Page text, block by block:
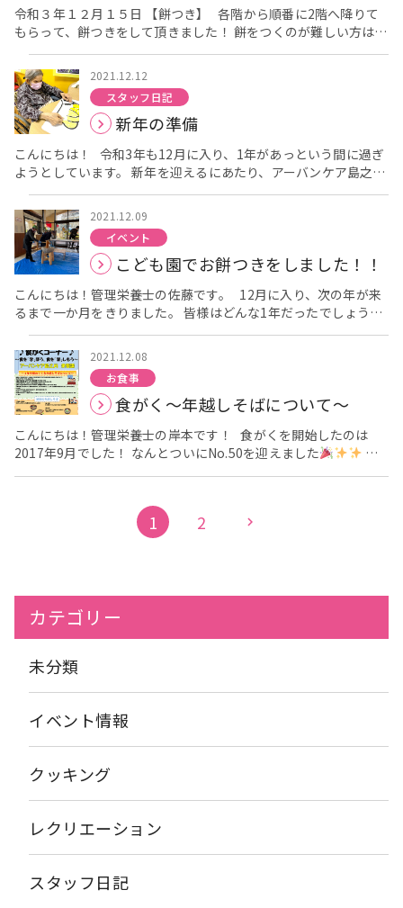
塗り絵の写真を撮りに行くと、早速塗り絵をされていまし
た。真剣な表情です。 「写真を撮ってもいいですか？」と声を
かけると照れくさそうにされていました
塗り絵の様子は過去
のブログにも載せていますので、あわせてご覧ください。 ・特養
5階の日常風景 ・クリスマスの準備中です！ 5階の柱には職員の
作品も飾っていました
「ここもみた？私が作ってん！」との
ことだったのでそれも載せておきます！ ぜひじっくり見てあげて
下さいませ
よいクリスマスを
の歴史は古く、稲作の伝来とともに伝わったと考えられていま
す。平安時代になると、白い「つきもち」のほかに、だいずやあ
ずきなどの材料を加えたもちや、米の粉を用いた「ちまき」のよ
うな「粉もち」などが作られています。 鏡もちの名は、鎌倉～室
町時代から使われ始めましたが、平安時代にはもち鏡とよばれて
いたといいます。古来、鏡は霊力を備えたものとしてあつかわれ
ていて、もちは神聖な力がこもる食べ物と考えられていました。
正月にかざる鏡もちは、おとずれた年神が宿るとされ、「お供え
もち」や「お雑煮」の習慣とともに、現在でも、お正月の代表的
行事になっています。 とってもおいしい「おもち」ですが・・・
喉詰めにご注意！！！！ おもちは温度が下がると硬さが増し、食
べる前は柔らかくても喉を通る頃には冷めて硬くなっていたり、
またくっつきやすさも増すので、喉の粘膜にはりつきやすくなっ
てしまう為つまりやすく、毎年亡くなる方がいらっしゃいます。
お餅を喉に詰まらせて亡くなられた高齢者は2018年が363人、
2019年が298人でした。事故の43％は1月に発生しており、特に
正月三が日に死亡事故が多くなっています。 おもちを食べる時
は・・・ 〇餅は小さく切っておく 〇餅を食べる前に、先にお茶
や汁物を飲んで喉を潤しておく 〇餅はよく噛んで、唾液とよく混
ぜ合わせてから飲み込む 今回は喉詰めの注意喚起のため、少し早
いですがブログに掲載させていただきました！！ 注意点をよく守
って、楽しくおもちを楽しんでください。 こちらは先日のおも
ちつきの様子です。 ある程度おもちになるまで、職員が搗いてい
ます。 [video width="1920" height="1080"
[/video] 隣のしまのうち保育園の園児さんからも「ヨイショ！ヨ
イショ！」と応援の掛け声をいただきました！ 世代を越えてみん
なでおもちつきを楽しむことができました
令和３年１２月１５日 【餅つき】 各階から順番に2階へ降りて
もらって、餅つきをして頂きました！ 餅をつくのが難しい方は餅
つきの様子を見学したり、ついた餅を小さく丸めて頂きました！
もちつき準備中の様子 準備が整ったのでさぁ！餅をついてい
きましょう！！ 次は餅を小さく丸めていきましょう！！
2021.12.12
スタッフ日記
新年の準備
こんにちは！ 令和3年も12月に入り、1年があっという間に過ぎ
ようとしています。 新年を迎えるにあたり、アーバンケア島之内
でも準備を始めています
来年の干支は「寅」
飾るための貼
り絵を皆で作成中です
より細かくちぎっていてすごいです。 ちぎるだけでも根気のいる
作業…。 紙がちぎれたら、寅の印刷された紙に貼りつけていき
ます！！ ペタペタ ペタペタ ペタペタ どんな寅さんになるで
しょうか？？？ 楽しみですね！！
2021.12.09
イベント
こども園でお餅つきをしました！！
こんにちは！管理栄養士の佐藤です。 12月に入り、次の年が来
るまで一か月をきりました。 皆様はどんな1年だったでしょう
か？ 本日はお正月に向けこども園でお餅つきを開催しました！
島之内からもお手伝いで参加させていただきました
美味しいお餅を作るぞ！！と 子どもたちの大きな掛け声が響き渡
ります
掛け声をしながらリズムよくついていけば楽しさも倍
増です！！ 『よいしょ～！よいしょ～～！！』 栄養課 藤村課
長も参戦です！ 子どもたちも小さな杵で一生懸命ぺったんぺっ
たん！！ みんなでついたお餅はおやつとして提供されるそうで
す！ 味見させてもらいましたが やっぱりつきたてはもち米の味
がしっかりしてとても美味しかったです
目の前でお餅をつく
合わせてこちらのブログもご覧ください♪ (ここをクリ
) ・アーバンチャイルドこども園 ・社会福祉法人由寿会
2021.12.08
お食事
食がく～年越しそばについて～
こんにちは！管理栄養士の岸本です！ 食がくを開始したのは
2017年9月でした！ なんとついにNo.50を迎えました
こ
「楽」しもう』という意味を込めて 由寿会の管理栄養士で作っ
た、食についての情報コーナーです！ 初めは、館内に貼り出して
いるだけでしたが、面会が中止されている今、皆さんに見て頂け
つわる情報」をお届けしていきたいと思います！！ 今月の食が
くは1年を締めくくる「年越しそば」についてです
あります・・・ ①そばは細く長いことから延命・長寿を願い食べ
を切るという説。 ④蕎麦が五臓の毒を取ると信じられており、無
ために食べられるようになった説。 ⑥そばが打たれ強い植物であ
ぐ）」や、神職の「祢宜(ねぎ)」に掛けたげん担ぎであるともい
府】 そばの上ににしんの甘露煮をのせた「にしんそば」 【新潟
1 2 chevron_right
カテゴリー
未分類
イベント情報
クッキング
レクリエーション
スタッフ日記